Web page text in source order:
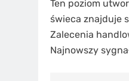
Ten poziom
świeca znajduje
Zalecenia
Najnowszy